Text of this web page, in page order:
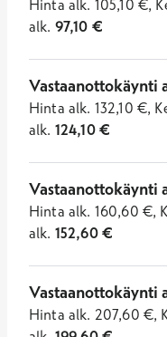
Hinta alk. 105,10 €,
alk. 97,10 €
Vastaanottokäynti
Hinta alk. 132,10 €,
alk. 124,10€
Vastaanottokäynti
Hinta alk. 160,60 €,
alk. 152,60€
Vastaanottokäynti
Hinta alk. 207,60 €,